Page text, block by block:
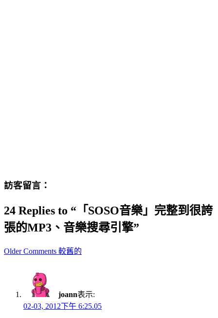
訪客留言：
24 Replies to “「SOSO音樂」完整到很誇
張的MP3、音樂搜尋引擎”
Comment
Older Comments 較舊的
joann表示:
02-03, 2012下午 6:25.05